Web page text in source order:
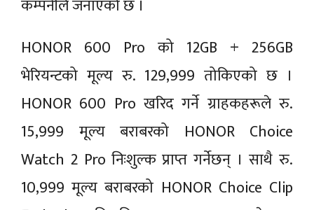
कम्पनीले जनाएको छ ।
HONOR 600 Pro को 12GB + 256GB
भेरियन्टको मूल्य रु. 129,999 तोकिएको छ ।
HONOR 600 Pro खरिद गर्ने ग्राहकहरूले रु.
15,999 मूल्य बराबरको HONOR Choice
Watch 2 Pro निःशुल्क प्राप्त गर्नेछन् । साथै रु.
10,999 मूल्य बराबरको HONOR Choice Clip